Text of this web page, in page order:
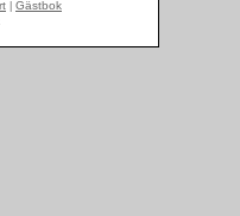
Gästbok